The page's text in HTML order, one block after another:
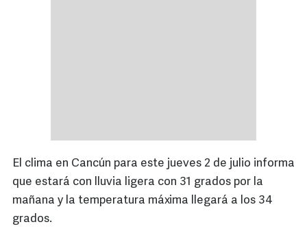
El clima en Cancún para este jueves 2 de julio informa
que estará con lluvia ligera con 31 grados por la
mañana y la temperatura máxima llegará a los 34
grados.